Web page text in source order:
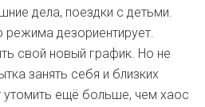
дела, поездки с детьми.
дезориентирует.
свой новый график. Но не
занять себя и близких
утомить ещё больше, чем хаос